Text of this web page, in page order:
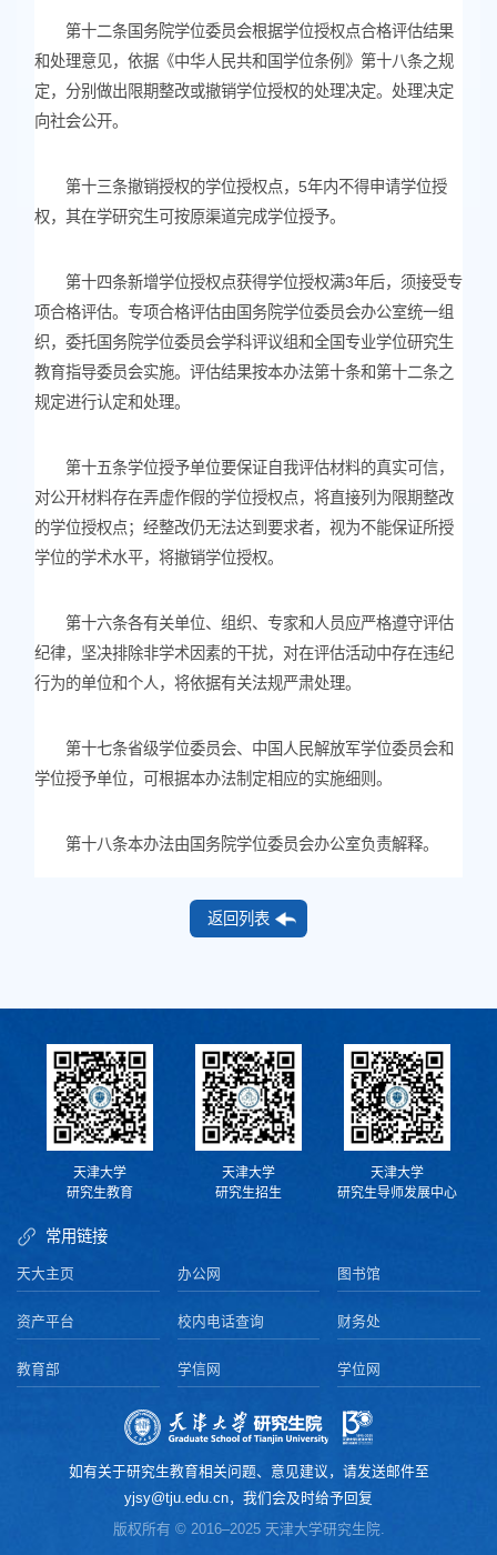
第十二条国务院学位委员会根据学位授权点合格评估结果
和处理意见，依据《中华人民共和国学位条例》第十八条之规
定，分别做出限期整改或撤销学位授权的处理决定。处理决定
向社会公开。
第十三条撤销授权的学位授权点，5年内不得申请学位授
权，其在学研究生可按原渠道完成学位授予。
第十四条新增学位授权点获得学位授权满3年后，须接受专
项合格评估。专项合格评估由国务院学位委员会办公室统一组
织，委托国务院学位委员会学科评议组和全国专业学位研究生
教育指导委员会实施。评估结果按本办法第十条和第十二条之
规定进行认定和处理。
第十五条学位授予单位要保证自我评估材料的真实可信，
对公开材料存在弄虚作假的学位授权点，将直接列为限期整改
的学位授权点；经整改仍无法达到要求者，视为不能保证所授
学位的学术水平，将撤销学位授权。
第十六条各有关单位、组织、专家和人员应严格遵守评估
纪律，坚决排除非学术因素的干扰，对在评估活动中存在违纪
行为的单位和个人，将依据有关法规严肃处理。
第十七条省级学位委员会、中国人民解放军学位委员会和
学位授予单位，可根据本办法制定相应的实施细则。
第十八条本办法由国务院学位委员会办公室负责解释。
返回列表
如有关于研究生教育相关问题、意见建议，请发送邮件至
yjsy@tju.edu.cn，我们会及时给予回复
版权所有 © 2016–2025 天津大学研究生院.
天津大学
研究生教育
天津大学
研究生招生
天津大学
研究生导师发展中心
常用链接
天大主页 办公网 图书馆
资产平台 校内电话查询 财务处
教育部 学信网 学位网